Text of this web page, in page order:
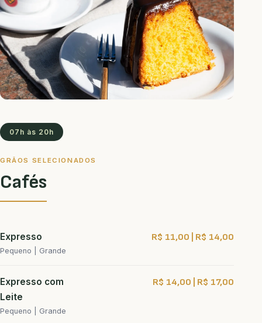
07h às 20h
GRÃOS SELECIONADOS
Cafés
Expresso
Pequeno | Grande
R$ 11,00 | R$ 14,00
Expresso com
Leite
Pequeno | Grande
R$ 14,00 | R$ 17,00